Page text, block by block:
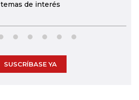
temas de interés
SUSCRÍBASE YA